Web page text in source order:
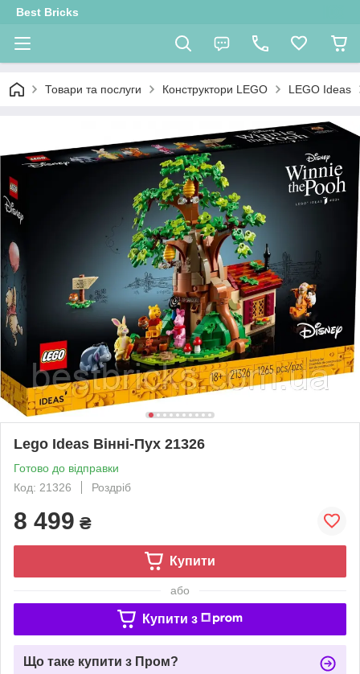
Best Bricks
Товари та послуги Конструктори LEGO LEGO Ideas
Lego Ideas Вінні-Пух 21326
Готово до відправки
Код: 21326
Роздріб
8 499 ₴
Купити
або
Купити з
Що таке купити з Пром?